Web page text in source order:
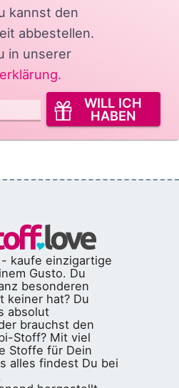
kannst den
abbestellen.
in unserer
.
WILL ICH
HABEN
kaufe einzigartige
Gusto. Du
besonderen
keiner hat? Du
absolut
brauchst den
Stoff? Mit viel
Stoffe für Dein
alles findest Du bei